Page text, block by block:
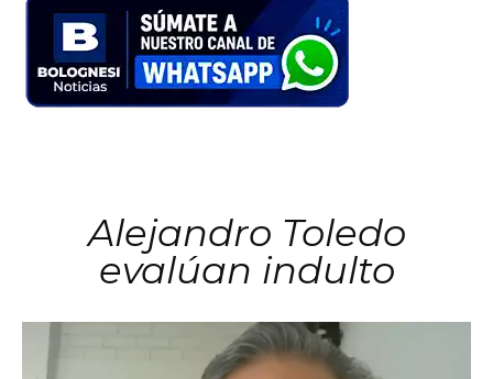
Alejandro Toledo
evalúan indulto